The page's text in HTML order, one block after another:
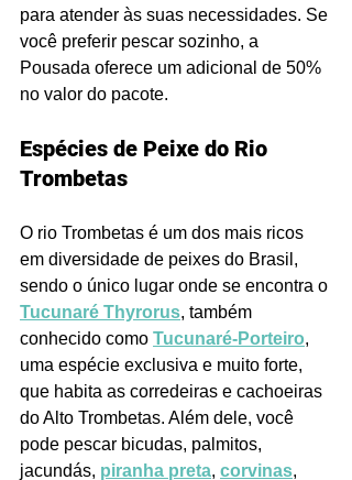
para atender às suas necessidades. Se
você preferir pescar sozinho, a
Pousada oferece um adicional de 50%
no valor do pacote.
Espécies de Peixe do Rio
Trombetas
O rio Trombetas é um dos mais ricos
em diversidade de peixes do Brasil,
sendo o único lugar onde se encontra o
Tucunaré Thyrorus, também
conhecido como Tucunaré-Porteiro,
uma espécie exclusiva e muito forte,
que habita as corredeiras e cachoeiras
do Alto Trombetas. Além dele, você
pode pescar bicudas, palmitos,
jacundás, piranha preta, corvinas,